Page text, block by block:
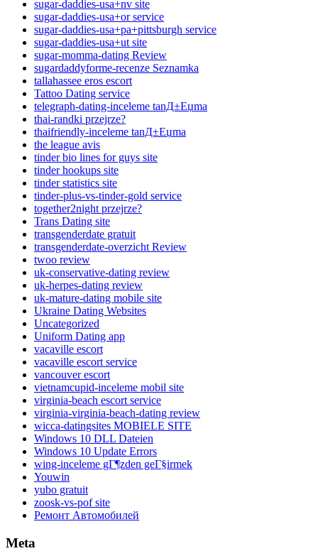
sugar-daddies-usa+nv site
sugar-daddies-usa+or service
sugar-daddies-usa+pa+pittsburgh service
sugar-daddies-usa+ut site
sugar-momma-dating Review
sugardaddyforme-recenze Seznamka
tallahassee eros escort
Tattoo Dating service
telegraph-dating-inceleme tanД±Еџma
thai-randki przejrze?
thaifriendly-inceleme tanД±Еџma
the league avis
tinder bio lines for guys site
tinder hookups site
tinder statistics site
tinder-plus-vs-tinder-gold service
together2night przejrze?
Trans Dating site
transgenderdate gratuit
transgenderdate-overzicht Review
twoo review
uk-conservative-dating review
uk-herpes-dating review
uk-mature-dating mobile site
Ukraine Dating Websites
Uncategorized
Uniform Dating app
vacaville escort
vacaville escort service
vancouver escort
vietnamcupid-inceleme mobil site
virginia-beach escort service
virginia-virginia-beach-dating review
wicca-datingsites MOBIELE SITE
Windows 10 DLL Dateien
Windows 10 Update Errors
wing-inceleme gГ¶zden geГ§irmek
Youwin
yubo gratuit
zoosk-vs-pof site
Ремонт Автомобилей
Meta